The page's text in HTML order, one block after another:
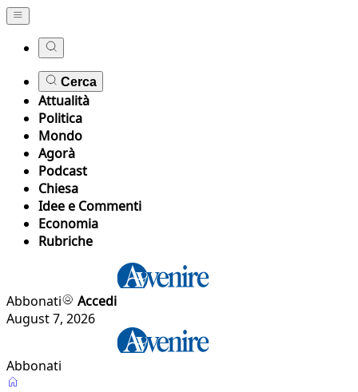
Cerca
Attualità
Politica
Mondo
Agorà
Podcast
Chiesa
Idee e Commenti
Economia
Rubriche
Abbonati
Accedi
August 7, 2026
Abbonati